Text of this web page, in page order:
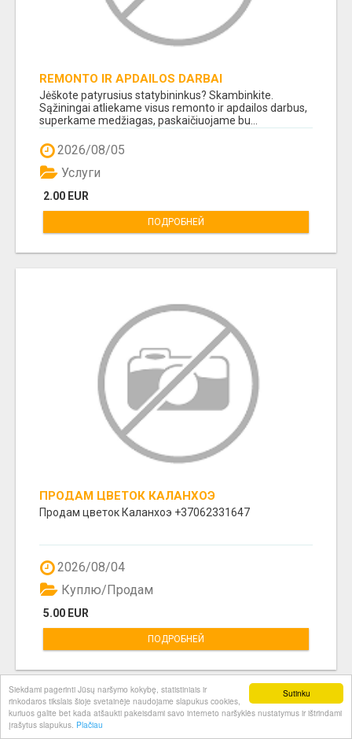
Sutinku
Siekdami pagerinti Jūsų naršymo kokybę, statistiniais ir
rinkodaros tikslais šioje svetainėje naudojame slapukus cookies,
kuriuos galite bet kada atšaukti pakeisdami savo interneto naršyklės nustatymus ir ištrindami
įrašytus slapukus. Plačiau
REMONTO IR APDAILOS DARBAI
Jėškote patyrusius statybininkus? Skambinkite.
Sąžiningai atliekame visus remonto ir apdailos darbus,
superkame medžiagas, paskaičiuojame bu...
2026/08/05
2.00 EUR
Услуги
ПОДРОБНЕЙ
ПРОДАМ ЦВЕТОК КАЛАНХОЭ
Продам цветок Каланхоэ +37062331647
2026/08/04
5.00 EUR
Куплю/Продам
ПОДРОБНЕЙ